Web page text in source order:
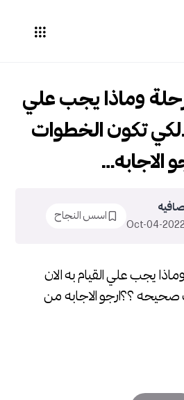
يجب علي القيام به الان
صحيحه ؟؟ارجو الاجابه من
وماذا يجب علي
...لكي تكون الخطوات
اسس النجاح